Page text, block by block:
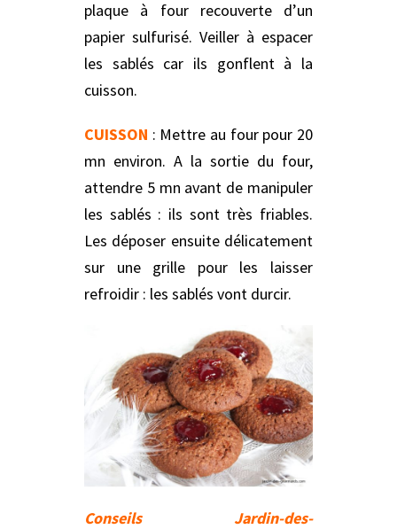
plaque à four recouverte d’un
papier sulfurisé. Veiller à espacer
les sablés car ils gonflent à la
cuisson.
CUISSON : Mettre au four pour 20
mn environ. A la sortie du four,
attendre 5 mn avant de manipuler
les sablés : ils sont très friables.
Les déposer ensuite délicatement
sur une grille pour les laisser
refroidir : les sablés vont durcir.
Conseils Jardin-des-